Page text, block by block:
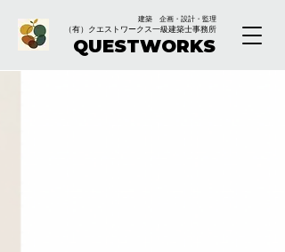
QUESTWORKS
（有）クエストワークス一級建築士事務所
建築 企画・設計・監理